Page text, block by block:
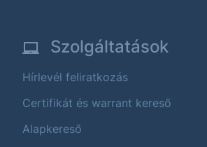
Szolgáltatások
Hírlevél feliratkozás
Certifikát és warrant kereső
Alapkereső